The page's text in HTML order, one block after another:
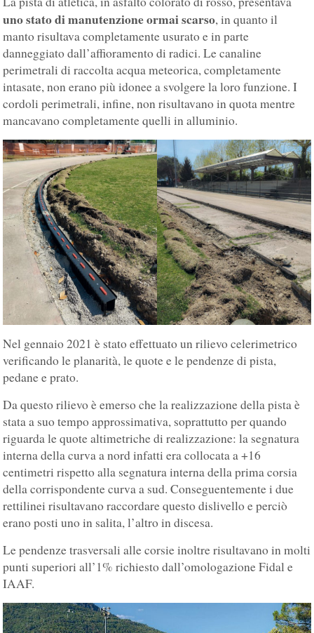
uno stato di manutenzione ormai scarso, in quanto il
manto risultava completamente usurato e in parte
danneggiato dall’affioramento di radici. Le canaline
perimetrali di raccolta acqua meteorica, completamente
intasate, non erano più idonee a svolgere la loro funzione. I
cordoli perimetrali, infine, non risultavano in quota mentre
mancavano completamente quelli in alluminio.
Nel gennaio 2021 è stato effettuato un rilievo celerimetrico
verificando le planarità, le quote e le pendenze di pista,
pedane e prato.
Da questo rilievo è emerso che la realizzazione della pista è
stata a suo tempo approssimativa, soprattutto per quando
riguarda le quote altimetriche di realizzazione: la segnatura
interna della curva a nord infatti era collocata a +16
centimetri rispetto alla segnatura interna della prima corsia
della corrispondente curva a sud. Conseguentemente i due
rettilinei risultavano raccordare questo dislivello e perciò
erano posti uno in salita, l’altro in discesa.
Le pendenze trasversali alle corsie inoltre risultavano in molti
punti superiori all’1% richiesto dall’omologazione Fidal e
IAAF.